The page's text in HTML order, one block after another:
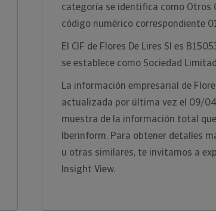
categoría se identifica como Otros
código numérico correspondiente
El CIF de Flores De Lires Sl es
se establece como Sociedad
La información empresarial de
actualizada por última vez el 09/
muestra de la información total
Iberinform. Para obtener detalles
u otras similares, te invitamos a
Insight View.